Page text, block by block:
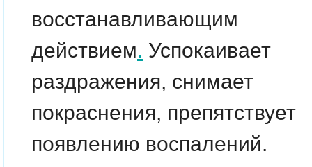
восстанавливающим
действием. Успокаивает
раздражения, снимает
покраснения, препятствует
появлению воспалений.